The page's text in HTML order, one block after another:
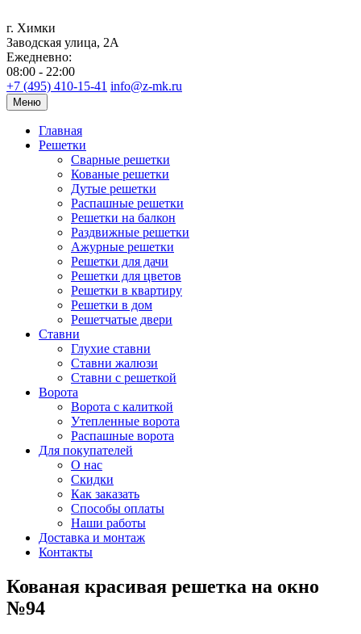
г. Химки
Заводская улица, 2А
Ежедневно:
08:00 - 22:00
+7 (495) 410-15-41 info@z-mk.ru
Меню
Главная
Решетки
Сварные решетки
Кованые решетки
Дутые решетки
Распашные решетки
Решетки на балкон
Раздвижные решетки
Ажурные решетки
Решетки для дачи
Решетки для цветов
Решетки в квартиру
Решетки в дом
Решетчатые двери
Ставни
Глухие ставни
Ставни жалюзи
Ставни с решеткой
Ворота
Ворота с калиткой
Утепленные ворота
Распашные ворота
Для покупателей
О нас
Скидки
Как заказать
Способы оплаты
Наши работы
Доставка и монтаж
Контакты
Кованая красивая решетка на окно
№94